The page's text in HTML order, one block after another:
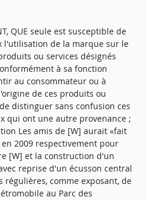
QUE seule est susceptible de
l'utilisation de la marque sur le
ou services désignés
à sa fonction
au consommateur ou à
de ces produits ou
distinguer sans confusion ces
qui ont une autre provenance ;
Les amis de [W] aurait «fait
2009 respectivement pour
[W] et la construction d'un
reprise d'un écusson central
comme exposant, de
au Parc des